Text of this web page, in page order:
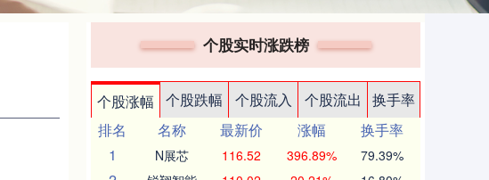
个股实时涨跌榜
个股涨幅 个股跌幅 个股流入 个股流出
换手率
排名
名称 最新价 涨幅
换手率
1
N展芯 116.52 396.89% 79.39%